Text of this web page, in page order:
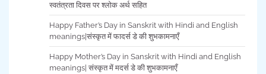
स्वतंत्रता दिवस पर श्लोक अर्थ सहित
Happy Father’s Day in Sanskrit with Hindi and English
meanings|संस्कृत में फादर्स डे की शुभकामनाएँ
Happy Mother’s Day in Sanskrit with Hindi and English
meanings| संस्कृत में मदर्स डे की शुभकामनाएँ